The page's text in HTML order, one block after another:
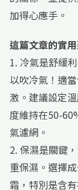
加得心應手。
這篇文章的實
1. 冷氣是舒緩
以吹冷氣！適
激。建議設定
度維持在50-
氣濾網。
2. 保濕是關鍵
重保濕。選擇
霜，特別是含